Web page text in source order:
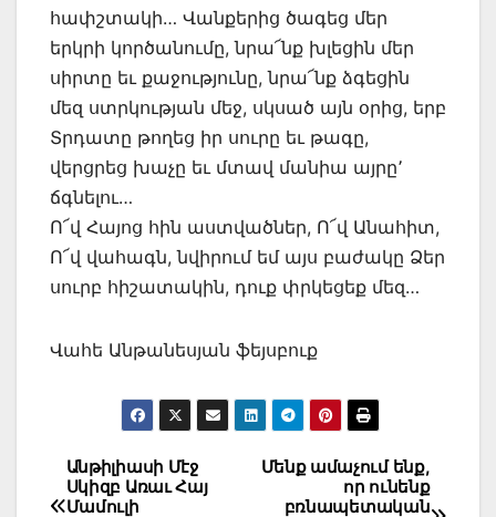
հափշտակի… Վանքերից ծագեց մեր
երկրի կործանումը, նրա՜նք խլեցին մեր
սիրտը եւ քաջությունը, նրա՜նք ձգեցին
մեզ ստրկության մեջ, սկսած այն օրից, երբ
Տրդատը թողեց իր սուրը եւ թագը,
վերցրեց խաչը եւ մտավ մանիա այրը՚
ճգնելու…
Ո՜վ Հայոց հին աստվածներ, Ո՜վ Անահիտ,
Ո՜վ վահագն, նվիրում եմ այս բաժակը Ձեր
սուրբ հիշատակին, դուք փրկեցեք մեզ…
Վահե Անթանեսյան ֆեյսբուք
Post
navigation
Մենք ամաչում ենք,
որ ունենք
բռնապետական
Անթիլիասի Մէջ
Սկիզբ Առաւ Հայ
Մամուլի